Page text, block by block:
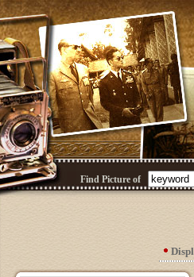
Find Picture of